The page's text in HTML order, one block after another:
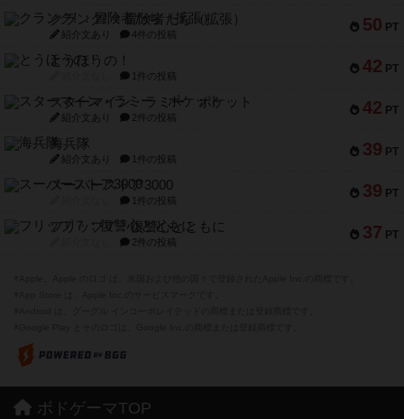
50 PT
クランク! ：冒険者たち（拡張）
紹介文あり 4件の投稿
42 PT
とうほうの！
1件の投稿
42 PT
スターマイン・ラミー ポケット
紹介文あり 2件の投稿
39 PT
海兵隊
紹介文あり 1件の投稿
39 PT
スーパーストア3000
1件の投稿
37 PT
フリップ７：復讐心とともに
2件の投稿
ボドゲーマTOP